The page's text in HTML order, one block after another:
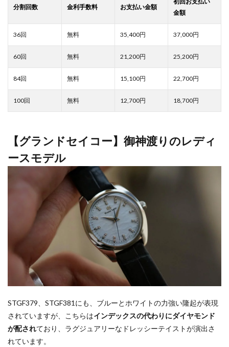
35,400 37,000
21,200 25,200
15,100 22,700
12,700 18,700
【グランドセイコー】御神渡りのレディ
ースモデル
STGF379、STGF381にも、ブルーとホワイトの力強い隆起が表現
されていますが、こちらはインデックスの代わりにダイヤモンド
が配されており、ラグジュアリーなドレッシーテイストが演出さ
れています。